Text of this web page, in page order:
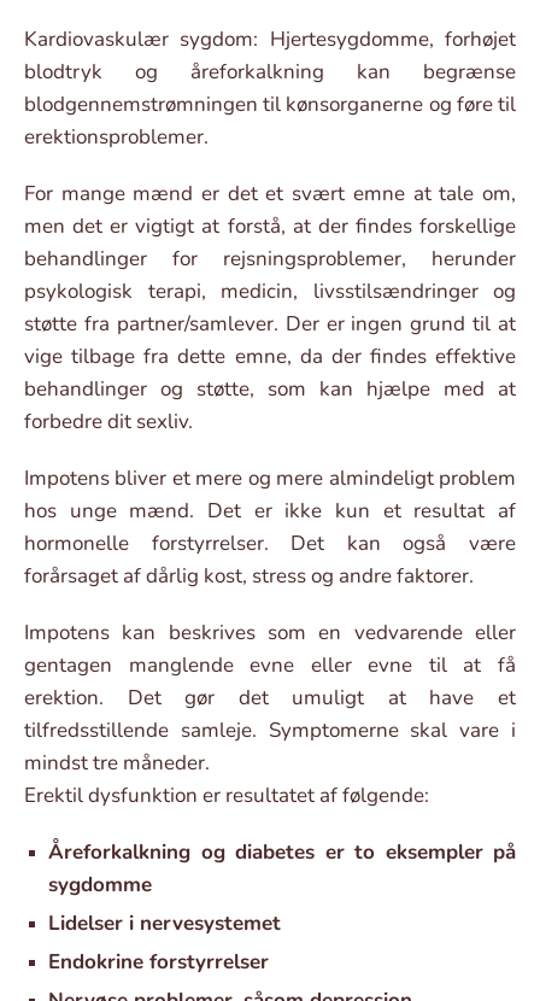
Kardiovaskulær sygdom: Hjertesygdomme, forhøjet
blodtryk og åreforkalkning kan begrænse
blodgennemstrømningen til kønsorganerne og føre til
erektionsproblemer.
For mange mænd er det et svært emne at tale om,
men det er vigtigt at forstå, at der findes forskellige
behandlinger for rejsningsproblemer, herunder
psykologisk terapi, medicin, livsstilsændringer og
støtte fra partner/samlever. Der er ingen grund til at
vige tilbage fra dette emne, da der findes effektive
behandlinger og støtte, som kan hjælpe med at
forbedre dit sexliv.
Impotens bliver et mere og mere almindeligt problem
hos unge mænd. Det er ikke kun et resultat af
hormonelle forstyrrelser. Det kan også være
forårsaget af dårlig kost, stress og andre faktorer.
Impotens kan beskrives som en vedvarende eller
gentagen manglende evne eller evne til at få
erektion. Det gør det umuligt at have et
tilfredsstillende samleje. Symptomerne skal vare i
mindst tre måneder.
Erektil dysfunktion er resultatet af følgende:
Åreforkalkning og diabetes er to eksempler på
sygdomme
Lidelser i nervesystemet
Endokrine forstyrrelser